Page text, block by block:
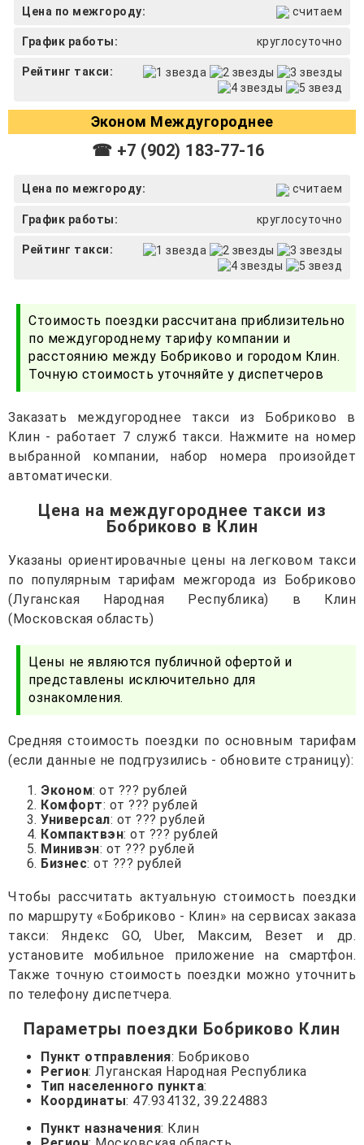
Цена по межгороду: считаем
График работы: круглосуточно
Рейтинг такси:
Эконом Междугороднее
☎ +7 (902) 183-77-16
Цена по межгороду: считаем
График работы: круглосуточно
Рейтинг такси:
Стоимость поездки рассчитана приблизительно
по междугороднему тарифу компании и
расстоянию между Бобриково и городом Клин.
Точную стоимость уточняйте у диспетчеров
Заказать междугороднее такси из Бобриково в
Клин - работает 7 служб такси. Нажмите на номер
выбранной компании, набор номера произойдет
автоматически.
Цена на междугороднее такси из
Бобриково в Клин
Указаны ориентировачные цены на легковом такси
по популярным тарифам межгорода из Бобриково
(Луганская Народная Республика) в Клин
(Московская область)
Цены не являются публичной офертой и
представлены исключительно для
ознакомления.
Средняя стоимость поездки по основным тарифам
(если данные не подгрузились - обновите страницу):
Эконом: от ??? рублей
Комфорт: от ??? рублей
Универсал: от ??? рублей
Компактвэн: от ??? рублей
Минивэн: от ??? рублей
Бизнес: от ??? рублей
Чтобы рассчитать актуальную стоимость поездки
по маршруту «Бобриково - Клин» на сервисах заказа
такси: Яндекс GO, Uber, Максим, Везет и др.
установите мобильное приложение на смартфон.
Также точную стоимость поездки можно уточнить
по телефону диспетчера.
Параметры поездки Бобриково Клин
Пункт отправления: Бобриково
Регион: Луганская Народная Республика
Тип населенного пункта:
Координаты: 47.934132, 39.224883
Пункт назначения: Клин